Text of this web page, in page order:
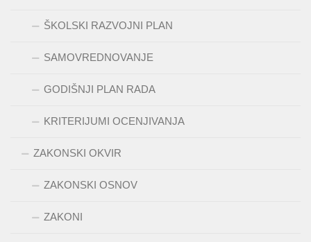
ŠKOLSKI RAZVOJNI PLAN
SAMOVREDNOVANJE
GODIŠNJI PLAN RADA
KRITERIJUMI OCENJIVANJA
ZAKONSKI OKVIR
ZAKONSKI OSNOV
ZAKONI